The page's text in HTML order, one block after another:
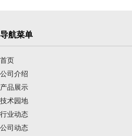
导航菜单
首页
公司介绍
产品展示
技术园地
行业动态
公司动态